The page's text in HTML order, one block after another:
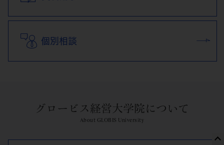
個別相談
グロービス経営大学院について
About GLOBIS University